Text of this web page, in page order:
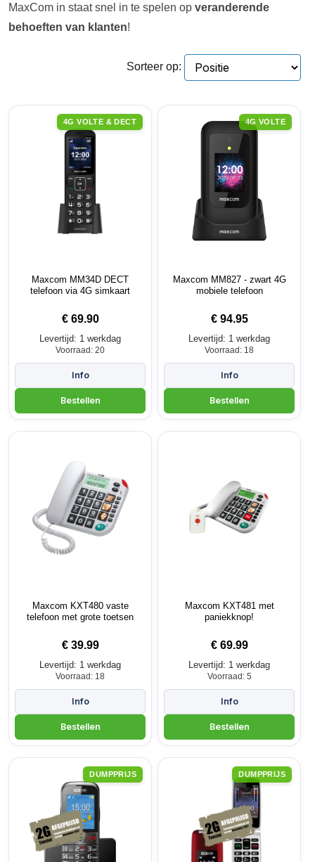
MaxCom in staat snel in te spelen op veranderende
behoeften van klanten!
Sorteer op:
4G VOLTE & DECT
Maxcom MM34D DECT
telefoon via 4G simkaart
€ 69.90
Levertijd: 1 werkdag
Voorraad: 20
4G VOLTE
Maxcom MM827 - zwart 4G
mobiele telefoon
€ 94.95
Levertijd: 1 werkdag
Voorraad: 18
Maxcom KXT480 vaste
telefoon met grote toetsen
€ 39.99
Levertijd: 1 werkdag
Voorraad: 18
Maxcom KXT481 met
paniekknop!
€ 69.99
Levertijd: 1 werkdag
Voorraad: 5
DUMPPRIJS DUMPPRIJS